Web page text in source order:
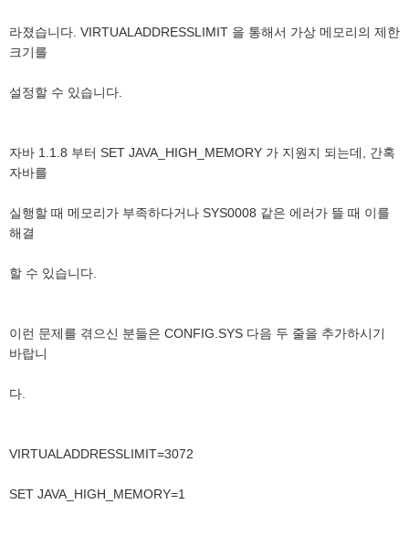
라졌습니다. VIRTUALADDRESSLIMIT 을 통해서 가상 메모리의 제한
크기를
설정할 수 있습니다.
자바 1.1.8 부터 SET JAVA_HIGH_MEMORY 가 지원지 되는데, 간혹
자바를
실행할 때 메모리가 부족하다거나 SYS0008 같은 에러가 뜰 때 이를
해결
할 수 있습니다.
이런 문제를 겪으신 분들은 CONFIG.SYS 다음 두 줄을 추가하시기
바랍니
다.
VIRTUALADDRESSLIMIT=3072
SET JAVA_HIGH_MEMORY=1